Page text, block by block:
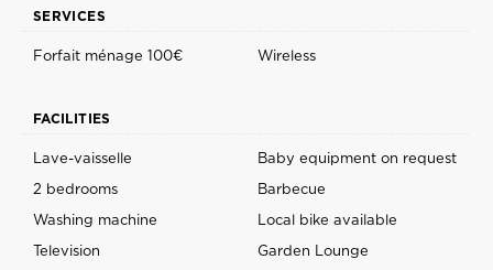
SERVICES
Forfait ménage 100€ Wireless
FACILITIES
Lave-vaisselle
Baby equipment on request
2 bedrooms
Barbecue
Washing machine
Local bike available
Television
Garden Lounge